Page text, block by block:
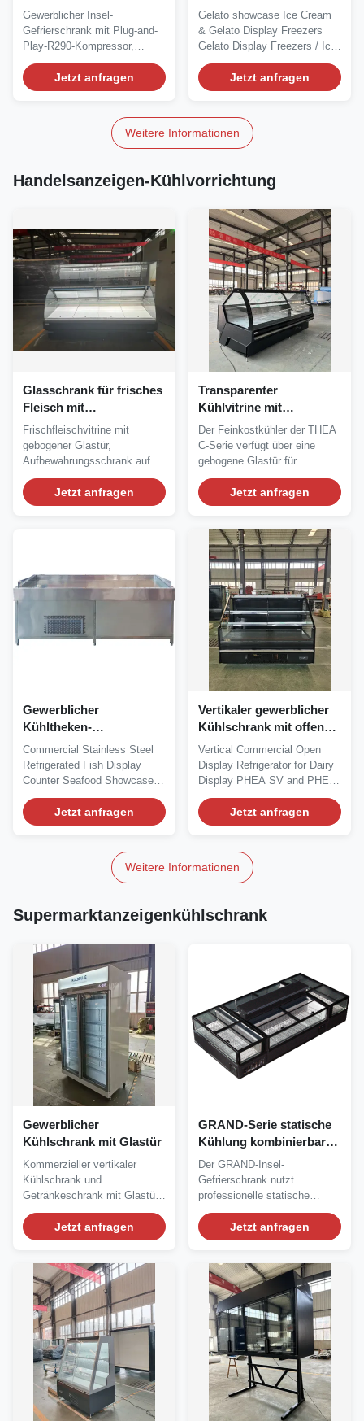
R290-Kältemittel,
statischem Kühlsystem
und automatischer
Abtauung für
Supermärkte
Gewerblicher Insel-
Gefrierschrank mit Plug-and-
Play-R290-Kompressor,
statischem Kühlsystem,...
Jetzt anfragen
Gelato Display
Gefrierschränke mit 16
italienischen Pfannen
Gelato showcase Ice Cream
& Gelato Display Freezers
Gelato Display Freezers / Ice
Cream...
Jetzt anfragen
Weitere Informationen
Handelsanzeigen-Kühlvorrichtung
Glasschrank für frisches
Fleisch mit
Hinterschrank und
zweitem Glasregal
Frischfleischvitrine mit
gebogener Glastür,
Aufbewahrungsschrank auf
der Rückseite und zweitem...
Jetzt anfragen
Transparenter
Kühlvitrine mit
gebogenem Glas,
Edelstahl-Innenraum und
digitalem Thermostat
Der Feinkostkühler der THEA
C-Serie verfügt über eine
gebogene Glastür für
optimale...
Jetzt anfragen
Gewerblicher
Kühltheken-
Fischdisplay-Schrank
aus Edelstahl,
Meeresfrüchte-Vitrine für
Supermärkte
Commercial Stainless Steel
Refrigerated Fish Display
Counter Seafood Showcase
for Supermarket The...
Jetzt anfragen
Vertikaler gewerblicher
Kühlschrank mit offenem
Display mit R290-
Kühlmittel-
Automatischem
Auftauen und
verstellbaren Regalen
Vertical Commercial Open
Display Refrigerator for Dairy
Display PHEA SV and PHEA
SVP are...
Jetzt anfragen
Weitere Informationen
Supermarktanzeigenkühlschrank
Gewerblicher
Kühlschrank mit Glastür
Kommerzieller vertikaler
Kühlschrank und
Getränkeschrank mit Glastür.
Ausgestattet mit...
Jetzt anfragen
GRAND-Serie statische
Kühlung kombinierbare
Gleitglasinsel Anzeige
Gefrierschrank für
Tiefkühlprodukte
Der GRAND-Insel-
Gefrierschrank nutzt
professionelle statische
Kühltechnologie, um gefrorene
Waren...Jetzt anfragen